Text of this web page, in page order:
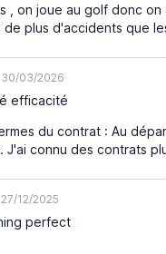
, on joue au golf donc
plus d'accidents que
30/03/2026
efficacité
du contrat : Au
J'ai connu des contrats
27/12/2025
perfect